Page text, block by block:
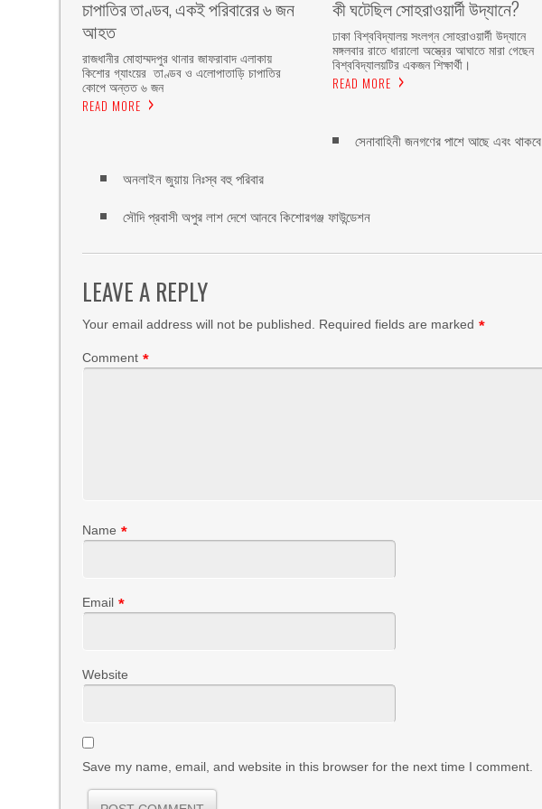
চাপাতির তাণ্ডব, একই পরিবারের ৬ জন
আহত
রাজধানীর মোহাম্মদপুর থানার জাফরাবাদ এলাকায়
কিশোর গ্যাংয়ের তাণ্ডব ও এলোপাতাড়ি চাপাতির
কোপে অন্তত ৬ জন
READ MORE
কী ঘটেছিল সোহরাওয়ার্দী উদ্যানে?
ঢাকা বিশ্ববিদ্যালয় সংলগ্ন সোহরাওয়ার্দী উদ্যানে
মঙ্গলবার রাতে ধারালো অস্ত্রের আঘাতে মারা গেছেন
বিশ্ববিদ্যালয়টির একজন শিক্ষার্থী।
READ MORE
সেনাবাহিনী জনগণের পাশে আছে এবং
অনলাইন জুয়ায় নিঃস্ব বহু পরিবার
সৌদি প্রবাসী অপুর লাশ দেশে আনবে কিশোরগঞ্জ ফাউন্ডেশন
LEAVE A REPLY
Your email address will not be published. Required fields are marked *
Comment *
Name *
Email *
Website
Save my name, email, and website in this browser for the next time I comment.